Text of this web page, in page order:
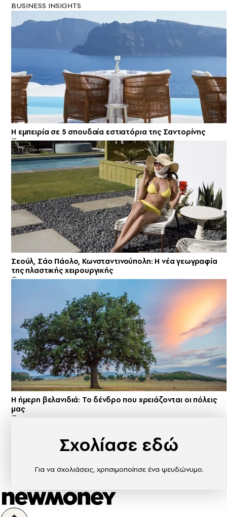
BUSINESS INSIGHTS
Η εμπειρία σε 5 σπουδαία εστιατόρια της Σαντορίνης
Σεούλ, Σάο Πάολο, Κωνσταντινούπολη: Η νέα γεωγραφία
της πλαστικής χειρουργικής
Η ήμερη βελανιδιά: Το δένδρο που χρειάζονται οι πόλεις
μας
Σχολίασε εδώ
Για να σχολιάσεις, χρησιμοποίησε ένα ψευδώνυμο.